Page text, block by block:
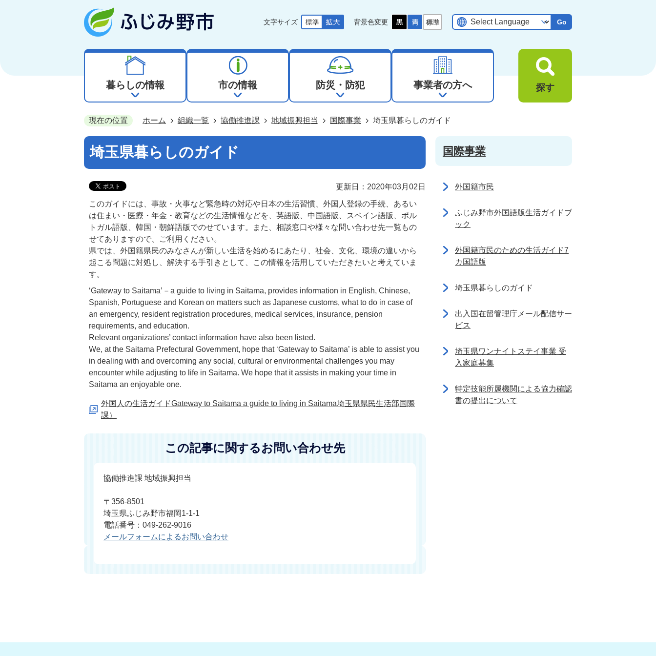
文字サイズ 背景色変更 Go
暮らしの情報 市の情報 防災・防犯 事業者の方へ 探す
現在の位置 ホーム 組織一覧 協働推進課 地域振興担当 国際事業 埼玉県暮らしのガイド
埼玉県暮らしのガイド
更新日：2020年03月02日
このガイドには、事故・火事など緊急時の対応や日本の生活習慣、外国人登録の手続、あるい
は住まい・医療・年金・教育などの生活情報などを、英語版、中国語版、スペイン語版、ポル
トガル語版、韓国・朝鮮語版でのせています。また、相談窓口や様々な問い合わせ先一覧もの
せてありますので、ご利用ください。
県では、外国籍県民のみなさんが新しい生活を始めるにあたり、社会、文化、環境の違いから
起こる問題に対処し、解決する手引きとして、この情報を活用していただきたいと考えていま
す。
‘Gateway to Saitama’－a guide to living in Saitama, provides information in English, Chinese,
Spanish, Portuguese and Korean on matters such as Japanese customs, what to do in case of
an emergency, resident registration procedures, medical services, insurance, pension
requirements, and education.
Relevant organizations’ contact information have also been listed.
We, at the Saitama Prefectural Government, hope that ‘Gateway to Saitama’ is able to assist you
in dealing with and overcoming any social, cultural or environmental challenges you may
encounter while adjusting to life in Saitama. We hope that it assists in making your time in
Saitama an enjoyable one.
外国人の生活ガイドGateway to Saitama a guide to living in Saitama埼玉県県民生活部国際
課）
この記事に関するお問い合わせ先
協働推進課 地域振興担当
〒356-8501
埼玉県ふじみ野市福岡1-1-1
電話番号：049-262-9016
メールフォームによるお問い合わせ
国際事業
外国籍市民
ふじみ野市外国語版生活ガイドブ
ック
外国籍市民のための生活ガイド7
カ国語版
埼玉県暮らしのガイド
出入国在留管理庁メール配信サー
ビス
埼玉県ワンナイトステイ事業 受
入家庭募集
特定技能所属機関による協力確認
書の提出について